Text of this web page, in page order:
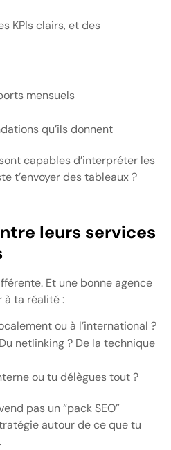
KPIs clairs, et des
mensuels
qu’ils donnent
capables d’interpréter les
t’envoyer des tableaux ?
leurs services
Et une bonne agence
à ta réalité :
ou à l’international ?
netlinking ? De la technique
ou tu délègues tout ?
pas un “pack SEO”
autour de ce que tu